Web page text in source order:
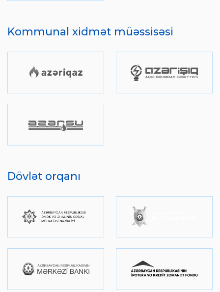
Kommunal xidmət müəssisəsi
Dövlət orqanı